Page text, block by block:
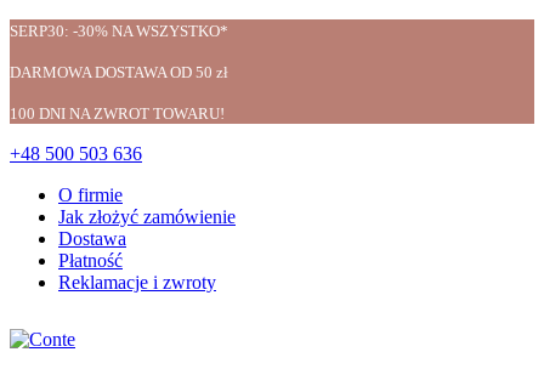
SERP30: -30% NA WSZYSTKO*
DARMOWA DOSTAWA OD 50 zł
100 DNI NA ZWROT TOWARU!
+48 500 503 636
O firmie
Jak złożyć zamówienie
Dostawa
Płatność
Reklamacje i zwroty